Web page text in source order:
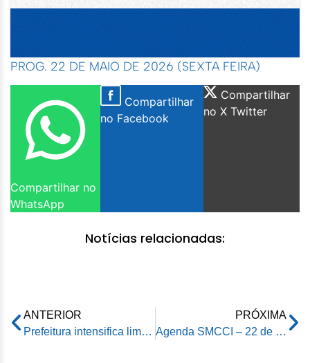
PROG. 22 DE MAIO DE 2026 (SEXTA FEIRA)
Compartilhar no
WhatsApp
Compartilhar
no Facebook
Compartilhar
no X Twitter
Notícias relacionadas:
ANTERIOR
Prefeitura intensifica limpeza preventiva na Baixada da Sobral pelo programa “Prefeitura nas Ruas”
PRÓXIMA
Agenda SMCCI – 22 de maio de 2026